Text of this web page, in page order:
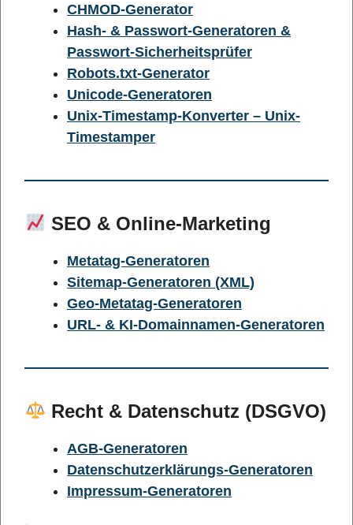
CHMOD-Generator
Hash- & Passwort-Generatoren &
Passwort-Sicherheitsprüfer
Robots.txt-Generator
Unicode-Generatoren
Unix-Timestamp-Konverter – Unix-
Timestamper
SEO & Online-Marketing
Metatag-Generatoren
Sitemap-Generatoren (XML)
Geo-Metatag-Generatoren
URL- & KI-Domainnamen-Generatoren
Recht & Datenschutz (DSGVO)
AGB-Generatoren
Datenschutzerklärungs-Generatoren
Impressum-Generatoren